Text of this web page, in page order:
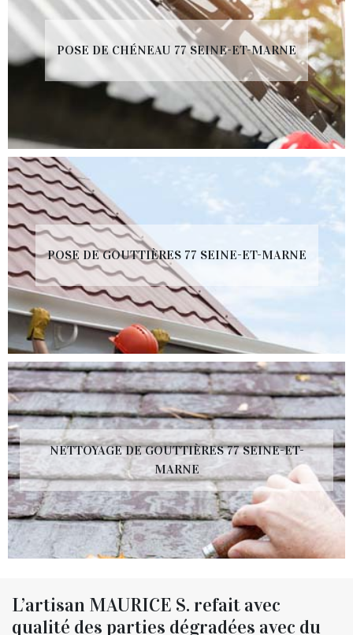
POSE DE CHÉNEAU 77 SEINE-ET-MARNE
POSE DE GOUTTIÈRES 77 SEINE-ET-MARNE
NETTOYAGE DE GOUTTIÈRES 77 SEINE-ET-
MARNE
L’artisan MAURICE S. refait avec
qualité des parties dégradées avec du